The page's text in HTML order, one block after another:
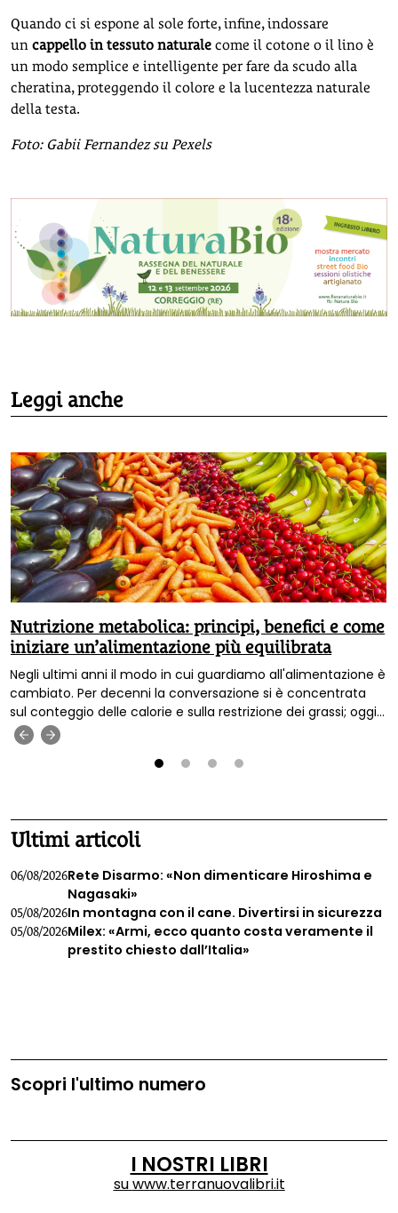
Quando ci si espone al sole forte, infine, indossare
un cappello in tessuto naturale come il cotone o il lino è
un modo semplice e intelligente per fare da scudo alla
cheratina, proteggendo il colore e la lucentezza naturale
della testa.
Foto: Gabii Fernandez su Pexels
Leggi anche
Nutrizione metabolica: principi, benefici e come
iniziare un’alimentazione più equilibrata
Negli ultimi anni il modo in cui guardiamo all'alimentazione è
cambiato. Per decenni la conversazione si è concentrata
sul conteggio delle calorie e sulla restrizione dei grassi; oggi
sappiamo che la qualità di ciò che mangiamo conta molto
più della quantità, e che il corpo non risponde a tutti gli
alimenti allo stesso modo.
Ultimi articoli
06/08/2026Rete Disarmo: «Non dimenticare Hiroshima e
Nagasaki»
05/08/2026In montagna con il cane. Divertirsi in sicurezza
05/08/2026Milex: «Armi, ecco quanto costa veramente il
prestito chiesto dall’Italia»
Scopri l'ultimo numero
I NOSTRI LIBRI
suwww.terranuovalibri.it